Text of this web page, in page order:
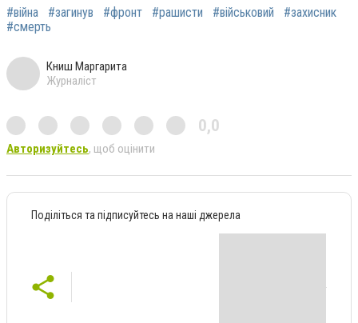
#війна #загинув #фронт #рашисти #військовий
#захисник
#смерть
Книш Маргарита
Журналіст
0,0
Авторизуйтесь, щоб оцінити
Поділіться та підписуйтесь на наші джерела